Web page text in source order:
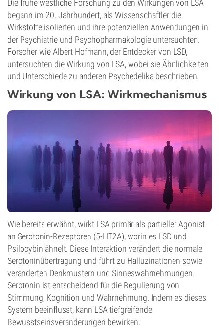
Die frühe westliche Forschung zu den Wirkungen von LSA
begann im 20. Jahrhundert, als Wissenschaftler die
Wirkstoffe isolierten und ihre potenziellen Anwendungen in
der Psychiatrie und Psychopharmakologie untersuchten.
Forscher wie Albert Hofmann, der Entdecker von LSD,
untersuchten die Wirkung von LSA, wobei sie Ähnlichkeiten
und Unterschiede zu anderen Psychedelika beschrieben.
Wirkung von LSA: Wirkmechanismus
Wie bereits erwähnt, wirkt LSA primär als partieller Agonist
an Serotonin-Rezeptoren (5-HT2A), worin es LSD und
Psilocybin ähnelt. Diese Interaktion verändert die normale
Serotoninübertragung und führt zu Halluzinationen sowie
veränderten Denkmustern und Sinneswahrnehmungen.
Serotonin ist entscheidend für die Regulierung von
Stimmung, Kognition und Wahrnehmung. Indem es dieses
System beeinflusst, kann LSA tiefgreifende
Bewusstseinsveränderungen bewirken.